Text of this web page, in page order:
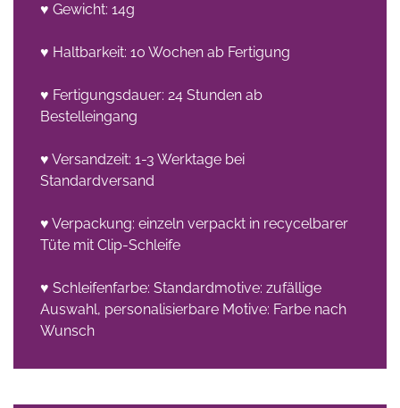
♥ Gewicht: 14g
♥ Haltbarkeit: 10 Wochen ab Fertigung
♥ Fertigungsdauer: 24 Stunden ab
Bestelleingang
♥ Versandzeit: 1-3 Werktage bei
Standardversand
♥ Verpackung: einzeln verpackt in recycelbarer
Tüte mit Clip-Schleife
♥ Schleifenfarbe: Standardmotive: zufällige
Auswahl, personalisierbare Motive: Farbe nach
Wunsch